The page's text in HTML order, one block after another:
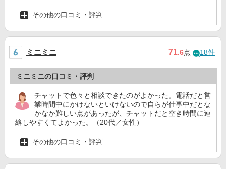
その他の口コミ・評判
ミニミニ 71.6点 18件
ミニミニの口コミ・評判
チャットで色々と相談できたのがよかった。電話だと営
業時間中にかけないといけないので自らが仕事中だとな
かなか難しい点があったが、チャットだと空き時間に連
絡しやすくてよかった。（20代／女性）
その他の口コミ・評判